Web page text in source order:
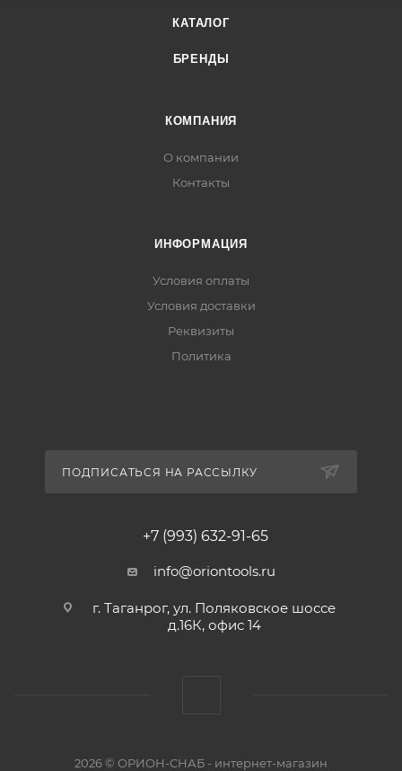
КАТАЛОГ
БРЕНДЫ
КОМПАНИЯ
О компании
Контакты
ИНФОРМАЦИЯ
Условия оплаты
Условия доставки
Реквизиты
Политика
ПОДПИСАТЬСЯ НА РАССЫЛКУ
+7 (993) 632-91-65
info@oriontools.ru
г. Таганрог, ул. Поляковское шоссе
д.16К, офис 14
2026 © ОРИОН-СНАБ - интернет-магазин